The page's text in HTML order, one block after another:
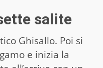
salite
Ghisallo. Poi si
e inizia la